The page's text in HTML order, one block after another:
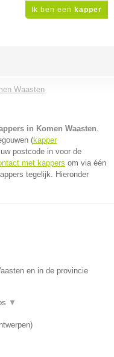
Ik ben een kapper
Waasten
in Komen Waasten.
(kapper
postcode in voor de
met kappers om via één
tegelijk. Hieronder
en in de provincie
▼
)